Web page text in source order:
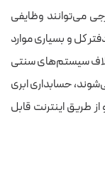
می‌توانند وظایفی
کل و بسیاری موارد
سیستم‌های سنتی
حسابداری ابری
از طریق اینترنت قابل